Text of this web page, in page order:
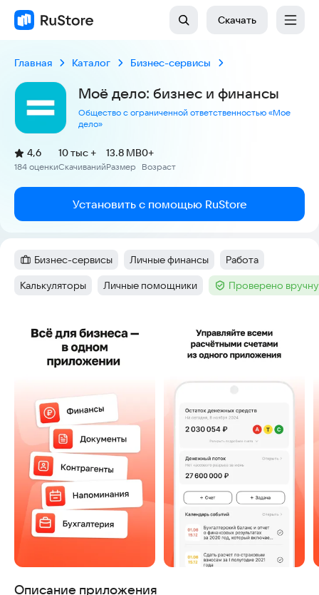
Скачать
Главная Каталог Бизнес-сервисы
Моё дело: бизнес и финансы
Общество с ограниченной ответственностью «Мое
дело»
Рейтинг:
4,6
(
184 оценки
)
Скачиваний
10 тыс +
Размер
13.8 MB
Возраст
0+
Установить с помощью RuStore
Категория :
Бизнес-сервисы Тег:
Личные финансы Тег:
Работа
Тег:
Калькуляторы Тег:
Личные помощники Тег :Проверено
Скриншоты
Описание приложения